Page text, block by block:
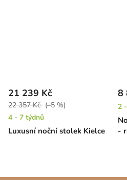
Luxusní noční stolek Kielce
21 239 Kč
22 357 Kč (–5 %)
4 - 7 týdnů
-
8
2